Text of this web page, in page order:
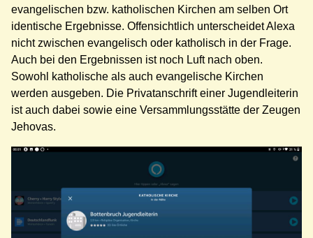
evangelischen bzw. katholischen Kirchen am selben Ort
identische Ergebnisse. Offensichtlich unterscheidet Alexa
nicht zwischen evangelisch oder katholisch in der Frage.
Auch bei den Ergebnissen ist noch Luft nach oben.
Sowohl katholische als auch evangelische Kirchen
werden ausgeben. Die Privatanschrift einer Jugendleiterin
ist auch dabei sowie eine Versammlungsstätte der Zeugen
Jehovas.